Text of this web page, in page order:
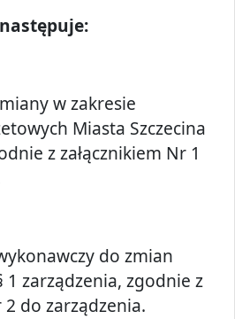
w zakresie
Miasta Szczecina
z załącznikiem Nr 1
do zmian
1 zarządzenia, zgodnie z
2 do zarządzenia.